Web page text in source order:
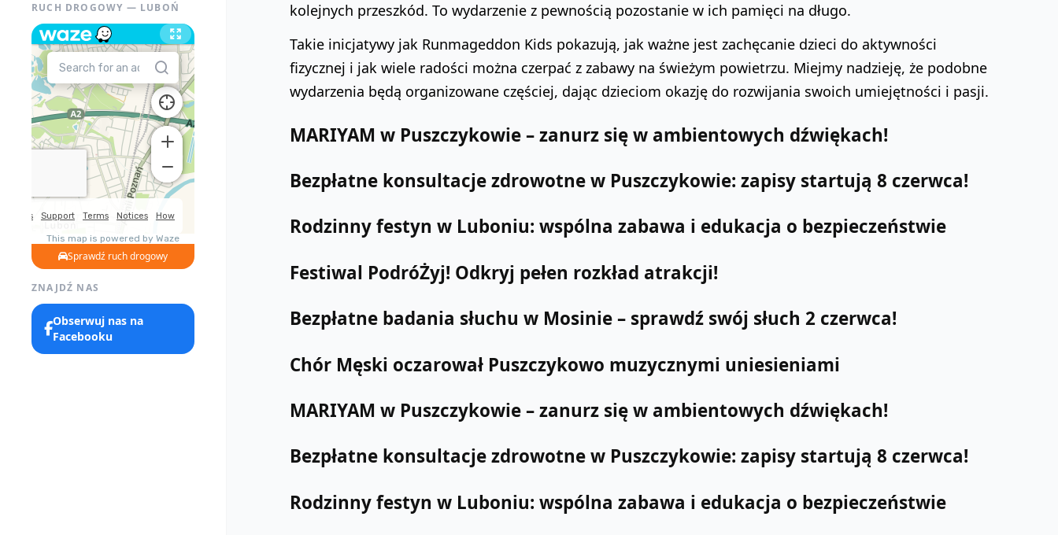
RUCH DROGOWY — LUBOŃ
Sprawdź ruch drogowy
ZNAJDŹ NAS
Obserwuj nas na
Facebooku
kolejnych przeszkód. To wydarzenie z pewnością pozostanie w ich pamięci na długo.
Takie inicjatywy jak Runmageddon Kids pokazują, jak ważne jest zachęcanie dzieci do aktywności
fizycznej i jak wiele radości można czerpać z zabawy na świeżym powietrzu. Miejmy nadzieję, że podobne
wydarzenia będą organizowane częściej, dając dzieciom okazję do rozwijania swoich umiejętności i pasji.
MARIYAM w Puszczykowie – zanurz się w ambientowych dźwiękach!
Bezpłatne konsultacje zdrowotne w Puszczykowie: zapisy startują 8 czerwca!
Rodzinny festyn w Luboniu: wspólna zabawa i edukacja o bezpieczeństwie
Festiwal PodróŻyj! Odkryj pełen rozkład atrakcji!
Bezpłatne badania słuchu w Mosinie – sprawdź swój słuch 2 czerwca!
Chór Męski oczarował Puszczykowo muzycznymi uniesieniami
MARIYAM w Puszczykowie – zanurz się w ambientowych dźwiękach!
Bezpłatne konsultacje zdrowotne w Puszczykowie: zapisy startują 8 czerwca!
Rodzinny festyn w Luboniu: wspólna zabawa i edukacja o bezpieczeństwie